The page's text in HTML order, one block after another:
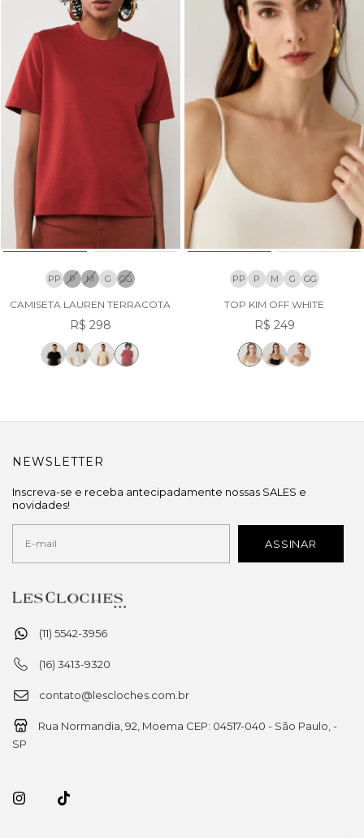
PP P M G GG
CAMISETA LAUREN TERRACOTA
R$ 298
PP P M G GG
TOP KIM OFF WHITE
R$ 249
(11) 5542-3956
(16) 3413-9320
contato@lescloches.com.br
Rua Normandia, 92, Moema CEP: 04517-040 - São Paulo, -
SP
NEWSLETTER
Inscreva-se e receba antecipadamente nossas SALES e
novidades!